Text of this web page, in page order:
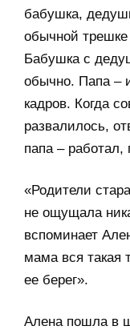
бабушка,
обычной
Бабушка с
обычно. Папа –
кадров. Когда
развалилось,
папа – работал,
«Родители
не ощущала
вспоминает
мама вся такая
ее берег».
Алена пошла в